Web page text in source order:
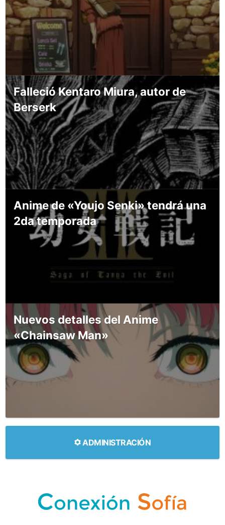
Falleció Kentaro Miura, autor de
Berserk
Anime de «Youjo Senki» tendrá una
2da temporada
Nuevos detalles del Anime
«Chainsaw Man»
ADMINISTRACIÓN